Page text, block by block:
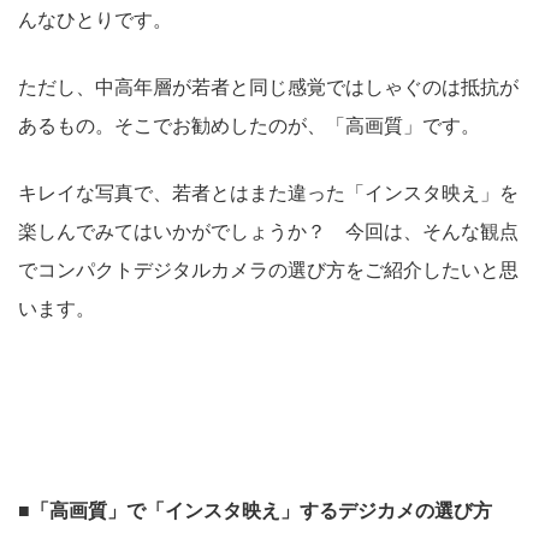
んなひとりです。
ただし、中高年層が若者と同じ感覚ではしゃぐのは抵抗が
あるもの。そこでお勧めしたのが、「高画質」です。
キレイな写真で、若者とはまた違った「インスタ映え」を
楽しんでみてはいかがでしょうか？ 今回は、そんな観点
でコンパクトデジタルカメラの選び方をご紹介したいと思
います。
■「高画質」で「インスタ映え」するデジカメの選び方